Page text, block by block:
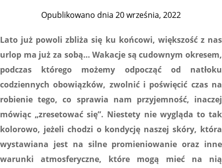
Opublikowano dnia 20 września, 2022
Lato już powoli zbliża się ku końcowi, większość z nas
urlop ma już za sobą… Wakacje są cudownym okresem,
podczas którego możemy odpocząć od natłoku
codziennych obowiązków, zwolnić i poświęcić czas na
robienie tego, co sprawia nam przyjemność, inaczej
mówiąc „zresetować się”. Niestety nie wygląda to tak
kolorowo, jeżeli chodzi o kondycję naszej skóry, która
wystawiana jest na silne promieniowanie oraz inne
warunki atmosferyczne, które mogą mieć na nią